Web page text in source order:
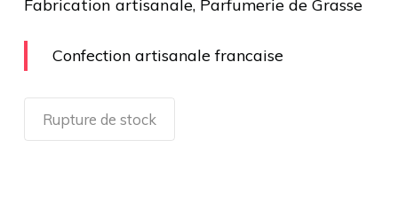
Fabrication artisanale, Parfumerie de Grasse
Confection artisanale francaise
Rupture de stock